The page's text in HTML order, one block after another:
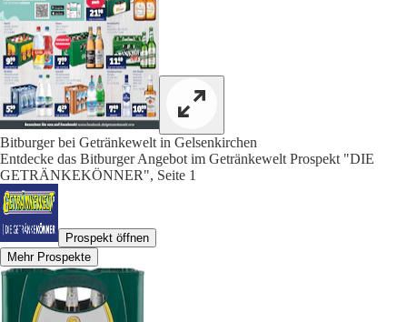
Bitburger bei Getränkewelt in Gelsenkirchen
Entdecke das Bitburger Angebot im Getränkewelt Prospekt "DIE
GETRÄNKEKÖNNER", Seite 1
Prospekt öffnen
Mehr Prospekte